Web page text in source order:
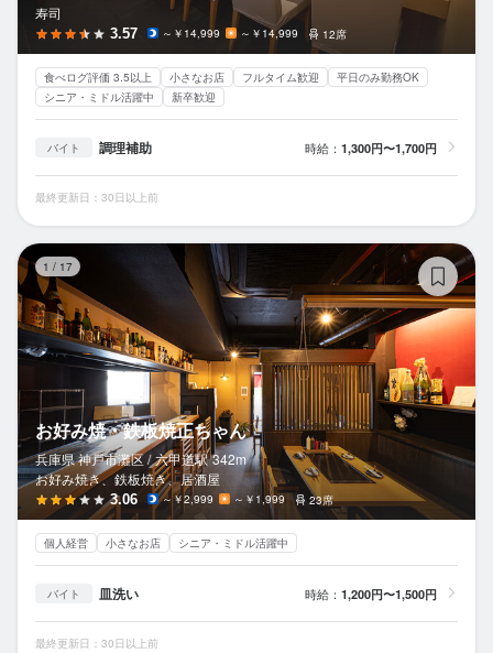
寿司
3.57 ～￥14,999 ～￥14,999 12席
食べログ評価 3.5以上 小さなお店 フルタイム歓迎
平日のみ勤務OK
シニア・ミドル活躍中
新卒歓迎
バイト 調理補助 時給： 1,300円〜1,700円
最終更新日：30日以上前
1 / 17
お好み焼・鉄板焼正ちゃん
兵庫県 神戸市灘区 / 六甲道駅 342m
お好み焼き、鉄板焼き、居酒屋
3.06 ～￥2,999 ～￥1,999 23席
個人経営 小さなお店 シニア・ミドル活躍中
バイト 皿洗い 時給： 1,200円〜1,500円
最終更新日：30日以上前